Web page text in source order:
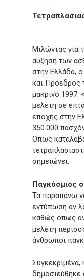
Μιλώντας για
αύξηση των
στην Ελλάδα,
και Πρόεδρος
μακρινό 1997.
μελέτη σε
εποχής στην
350.000
Οπως
σημειώνει.
Παγκόσμιος
Τα παραπάνω
εντύπωση αν
καθώς όπως
μελέτη
άνθρωποι
δημοσιεύθηκε